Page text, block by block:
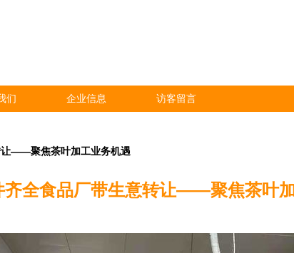
们 企业信息 访客留言
让——聚焦茶叶加工业务机遇
齐全食品厂带生意转让——聚焦茶叶